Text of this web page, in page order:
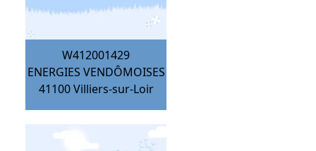
W412001429
ENERGIES VENDÔMOISES
41100 Villiers-sur-Loir